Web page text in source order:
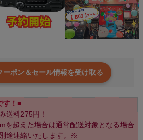
ーポン＆セール情報を受け取る
す！■
送料275円！
を超えた場合は通常配送対象となる場合
途連絡いたします。※